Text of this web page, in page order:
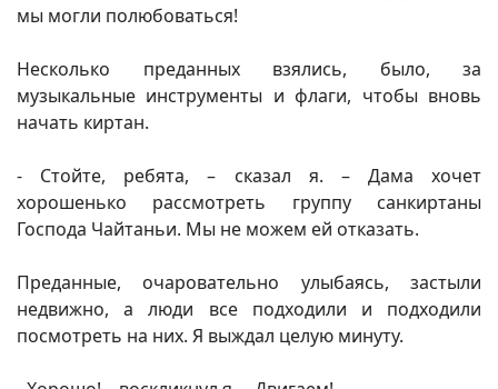
мы могли полюбоваться!
Несколько преданных взялись, было, за
музыкальные инструменты и флаги, чтобы вновь
начать киртан.
- Стойте, ребята, – сказал я. – Дама хочет
хорошенько рассмотреть группу санкиртаны
Господа Чайтаньи. Мы не можем ей отказать.
Преданные, очаровательно улыбаясь, застыли
недвижно, а люди все подходили и подходили
посмотреть на них. Я выждал целую минуту.